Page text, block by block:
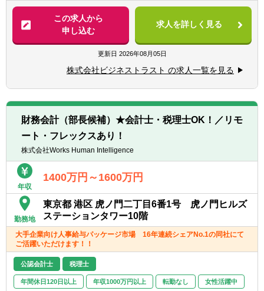
いません。
【求める人物像】
■連結会計、退職給付会計、時価会計などの
国際会計基準に準拠した、新しい会計基準の
ステムの両面からサポートしたい方
具体的には・・・
■現状の課題をヒアリングし、今後の会計体
制や内部統制に関する提案。必要に応じて、
最適な自社製品をお勧めすることもござま
す。その後、システム導入に立ち会う流れと
なります。
■会計ソフトを導入する際は会計ソフトの操
作方法を教えたり、実際にデータを入力して
シミュレーション等を行ないます。期間とし
ては約2ヶ月～3ヶ月程度、週に1回のペース
で訪問し、しっかりとお客様とのリレーショ
ンを築いていただきます。
《当社システム》
■BTreXシリーズ
・連結会計システム／有価証券管理システム
／退職給付債務計算システム／退職金管理シ
ステム／金融商品自価算定システム
この求人から
申し込む
求人を詳しく見る
更新日 2026年08月05日
株式会社ビジネストラスト の求人一覧を見る
財務会計（部長候補）★会計士・税理士OK！／リモ
ート・フレックスあり！
株式会社Works Human Intelligence
年収
1400万円～1600万円
勤務地
東京都 港区 虎ノ門二丁目6番1号 虎ノ門ヒルズ
ステーションタワー10階
大手企業向け人事給与パッケージ市場 16年連続シェアNo.1の同社にて
ご活躍いただけます！！
公認会計士 税理士
年間休日120日以上 年収1000万円以上 転勤なし 女性活躍中